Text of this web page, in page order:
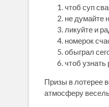
чтоб суп
не думайте
ликуйте и
номерок
обыграл
чтоб
Призы в лотерее
атмосферу